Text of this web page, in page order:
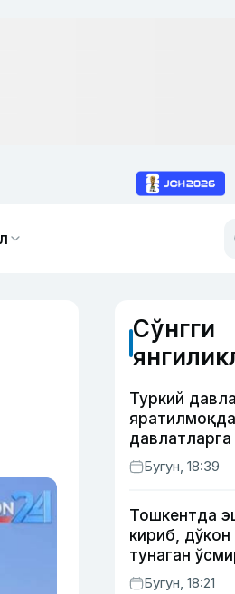
Сўнгги
Туркий
борилади
Бугун, 18:39
Тошкентда
кириб, дўкон
тунаган
ушланди
Бугун, 18:21